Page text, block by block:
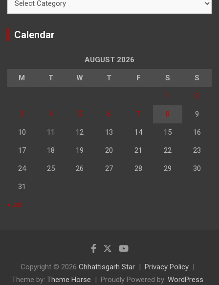
Calendar
AUGUST 2026
M T W T F S S
1 2
3 4 5 6 7 8 9
10 11 12 13 14 15 16
17 18 19 20 21 22 23
24 25 26 27 28 29 30
31
« Jul
Copyright © 2026 Chhattisgarh Star
Privacy Policy
Theme by: Theme Horse Proudly Powered by: WordPress